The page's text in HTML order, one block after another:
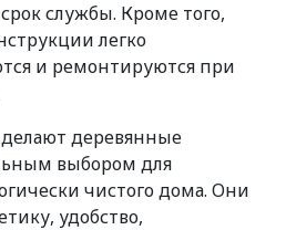
службы. Кроме того,
легко
и ремонтируются при
деревянные
выбором для
чистого дома. Они
удобство,